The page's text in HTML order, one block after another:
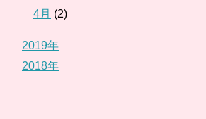
4月 (2)
2019年
2018年